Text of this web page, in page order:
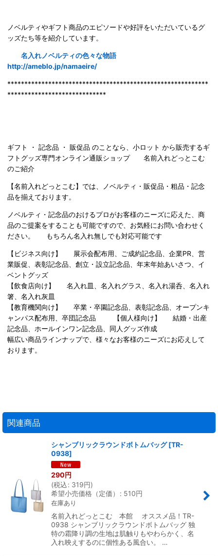
ノベルティやギフト商品のエピソードや好評をいただいているグ
ッズたち等を紹介しています。
名入れノベルティの色々な物語
http://ameblo.jp/namaeire/
***********************************************************
*****************************
ギフト ・ 記念品 ・ 販促品 のことなら、小ロット から販売するギ
フトグッズ専門オンライン通販ショップ 名前入れどっとこむ
のご紹介
【名前入れどっとこむ】では、ノベルティ・販促品・粗品・記念
品を揃えております。
ノベルティ・記念品のおけるプロがお客様のニーズに応えた、商
品のご提案をすることも可能ですので、お気軽にお問い合わせく
ださい。 もちろん名入れ無しでも対応可能です
【ビジネス向け】 展示会配布用、ご成約記念品、企業PR、営
業販促、表彰記念品、創立・設立記念品、年末年始あいさつ、イ
ベントグッズ
【飲食店向け】 名入れ皿、名入れグラス、名入れ湯呑、名入れ
箸、名入れ灰皿
【教育機関向け】 卒業・卒園記念品、表彰記念品、オープンキ
ャンパス配布用、卒団記念品 【個人様向け】 結婚・出産
記念品、ホールインワン記念品、同人グッズ作成
幅広い商品ラインナップで、様々なお客様のニーズにお応えして
おります。
関連商品
シャンブリックラウンドボトムバッグ [TR-
0938]
290円
(税込: 319円)
希望小売価格（定価）
: 510円
在庫あり
名前入れどっとこむ 本館 オススメ品！TR-
0938 シャンブリックラウンドボトムバッグ 独
特の霜降り調の生地は肌触りもやわらかく、名
入れ映えするのに個性ある風合い。 …